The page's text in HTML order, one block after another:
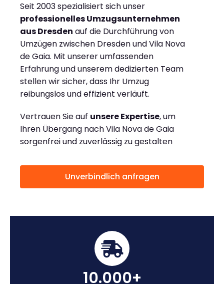
Seit 2003 spezialisiert sich unser
professionelles Umzugsunternehmen
aus Dresden auf die Durchführung von
Umzügen zwischen Dresden und Vila Nova
de Gaia. Mit unserer umfassenden
Erfahrung und unserem dedizierten Team
stellen wir sicher, dass Ihr Umzug
reibungslos und effizient verläuft.
Vertrauen Sie auf unsere Expertise, um
Ihren Übergang nach Vila Nova de Gaia
sorgenfrei und zuverlässig zu gestalten
Unverbindlich anfragen
10.000+